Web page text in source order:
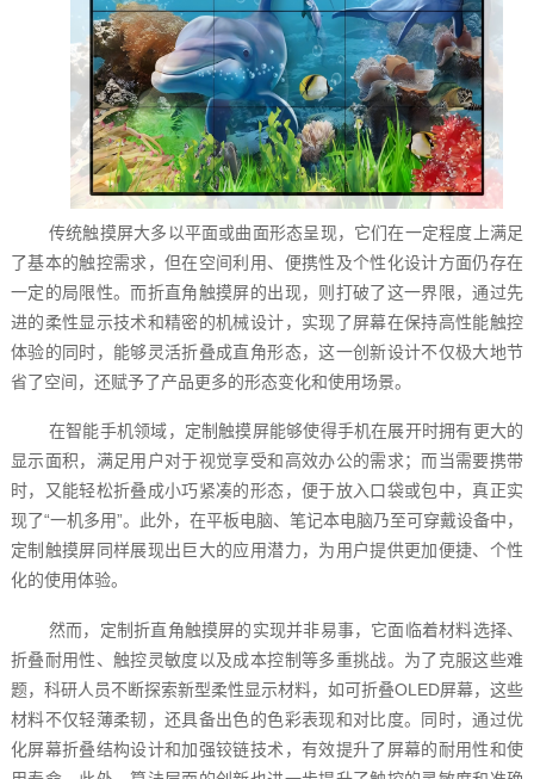
传统触摸屏大多以平面或曲面形态呈现，它们在一定程度上满足
了基本的触控需求，但在空间利用、便携性及个性化设计方面仍存在
一定的局限性。而折直角触摸屏的出现，则打破了这一界限，通过先
进的柔性显示技术和精密的机械设计，实现了屏幕在保持高性能触控
体验的同时，能够灵活折叠成直角形态，这一创新设计不仅极大地节
省了空间，还赋予了产品更多的形态变化和使用场景。
在智能手机领域，定制触摸屏能够使得手机在展开时拥有更大的
显示面积，满足用户对于视觉享受和高效办公的需求；而当需要携带
时，又能轻松折叠成小巧紧凑的形态，便于放入口袋或包中，真正实
现了“一机多用”。此外，在平板电脑、笔记本电脑乃至可穿戴设备中，
定制触摸屏同样展现出巨大的应用潜力，为用户提供更加便捷、个性
化的使用体验。
然而，定制折直角触摸屏的实现并非易事，它面临着材料选择、
折叠耐用性、触控灵敏度以及成本控制等多重挑战。为了克服这些难
题，科研人员不断探索新型柔性显示材料，如可折叠OLED屏幕，这些
材料不仅轻薄柔韧，还具备出色的色彩表现和对比度。同时，通过优
化屏幕折叠结构设计和加强铰链技术，有效提升了屏幕的耐用性和使